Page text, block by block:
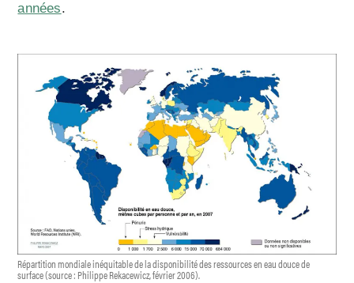
années.
Répartition mondiale inéquitable de la disponibilité des ressources en eau douce de
surface (source : Philippe Rekacewicz, février 2006).